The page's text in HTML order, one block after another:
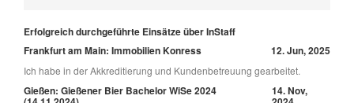
Erfolgreich durchgeführte Einsätze über InStaff
Frankfurt am Main: Immobilien Konress
12. Jun, 2025
Ich habe in der Akkreditierung und Kundenbetreuung gearbeitet.
Gießen: Gießener Bier Bachelor WiSe 2024 14. Nov,